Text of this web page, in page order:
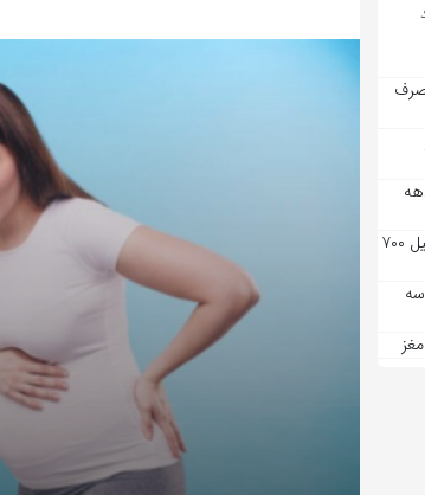
از احضار خرازی به دادگاه ویژه روحانیت تا تشکیل ۷۰۰